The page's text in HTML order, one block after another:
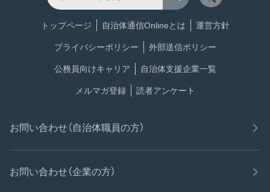
トップページ 自治体通信Onlineとは 運営方針
プライバシーポリシー 外部送信ポリシー
公務員向けキャリア 自治体支援企業一覧
メルマガ登録 読者アンケート
お問い合わせ（自治体職員の方）
お問い合わせ（企業の方）